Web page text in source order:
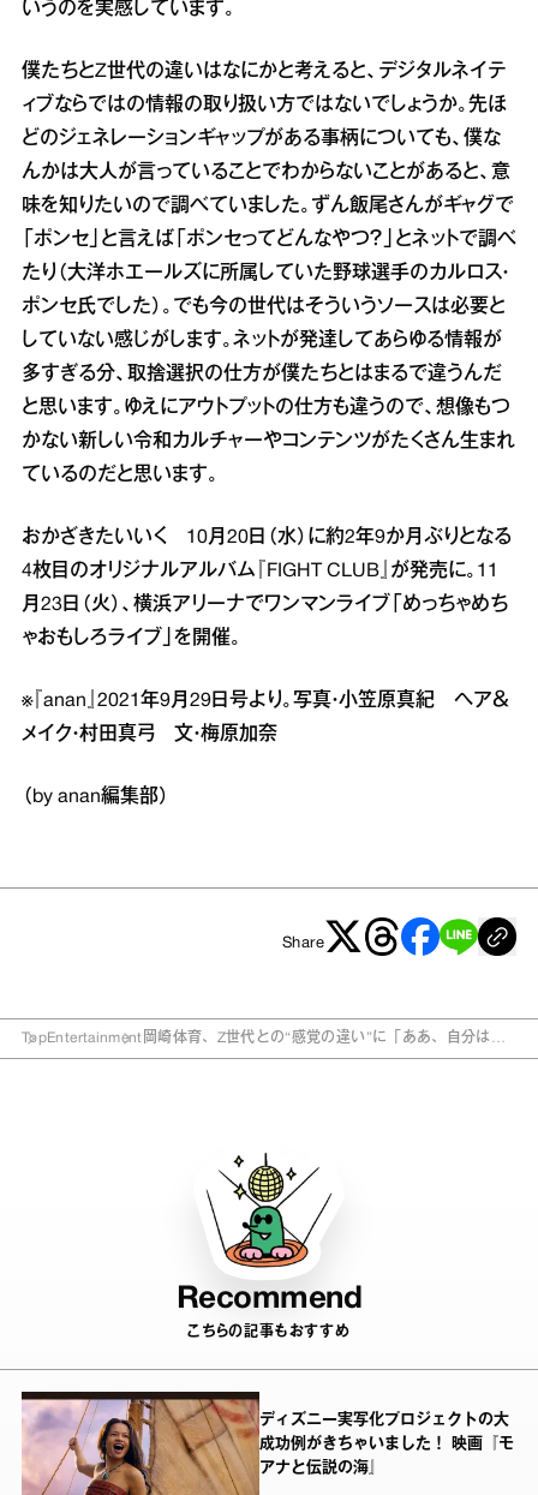
いうのを実感しています。
僕たちとZ世代の違いはなにかと考えると、デジタルネイテ
ィブならではの情報の取り扱い方ではないでしょうか。先ほ
どのジェネレーションギャップがある事柄についても、僕な
んかは大人が言っていることでわからないことがあると、意
味を知りたいので調べていました。ずん飯尾さんがギャグで
「ポンセ」と言えば「ポンセってどんなやつ？」とネットで調べ
たり（大洋ホエールズに所属していた野球選手のカルロス・
ポンセ氏でした）。でも今の世代はそういうソースは必要と
していない感じがします。ネットが発達してあらゆる情報が
多すぎる分、取捨選択の仕方が僕たちとはまるで違うんだ
と思います。ゆえにアウトプットの仕方も違うので、想像もつ
かない新しい令和カルチャーやコンテンツがたくさん生まれ
ているのだと思います。
おかざきたいいく 10月20日（水）に約2年9か月ぶりとなる
4枚目のオリジナルアルバム『FIGHT CLUB』が発売に。11
月23日（火）、横浜アリーナでワンマンライブ「めっちゃめち
ゃおもしろライブ」を開催。
※『anan』2021年9月29日号より。写真・小笠原真紀 ヘア＆
メイク・村田真弓 文・梅原加奈
（by anan編集部）
Share
TopEntertainment 岡崎体育、Z世代との“感覚の違い”に「ああ、自分はお
Recommend
こちらの記事もおすすめ
ディズニー実写化プロジェクトの大
成功例がきちゃいました！ 映画『モ
アナと伝説の海』